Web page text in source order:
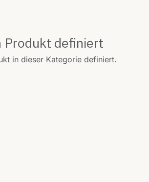
Produkt definiert
in dieser Kategorie definiert.